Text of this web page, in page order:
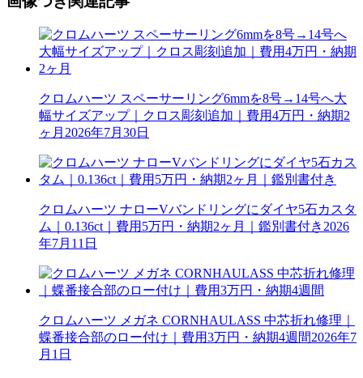
クロムハーツ スペーサーリング6mmを8号→14号へ大
幅サイズアップ｜クロス彫刻追加｜費用4万円・納期2
ヶ月 2026年7月30日
クロムハーツ ナローVバンドリングにダイヤ5石カスタ
ム｜0.136ct｜費用5万円・納期2ヶ月｜鑑別書付き 2026
年7月11日
クロムハーツ メガネ CORNHAULASS 中芯折れ修理｜
蝶番接合部のロー付け｜費用3万円・納期4週間2026年7
月1日